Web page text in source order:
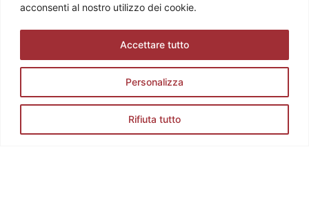
acconsenti al nostro utilizzo dei cookie.
Personalizza
Rifiuta tutto
Accettare tutto
Pec: sdvcollideilongobardi@pec.it
Codice REA: BS521883